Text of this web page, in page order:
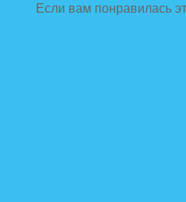
Если вам понравилась